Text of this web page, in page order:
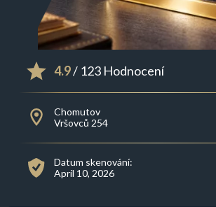
4.9/ 123 Hodnocení
Chomutov
Vršovců 254
Datum skenování:
April 10, 2026